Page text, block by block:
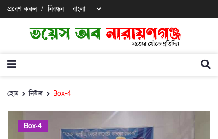
প্রবেশ করুন / নিবন্ধন
হোম নিউজ Box-4
Box-4